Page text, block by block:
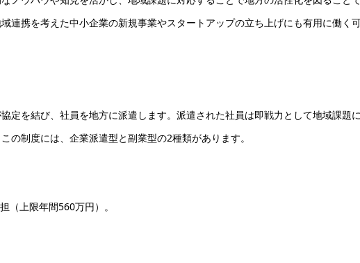
連携を考えた中小企業の新規事業やスタートアップの立ち上げにも有用に働く
定を結び、社員を地方に派遣します。派遣された社員は即戦力として地域課題
の制度には、企業派遣型と副業型の2種類があります。
（上限年間560万円）。